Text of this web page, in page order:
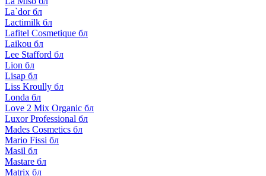
La`dor бл
Lactimilk бл
Lafitel Cosmetique бл
Laikou бл
Lee Stafford бл
Lion бл
Lisap бл
Liss Kroully бл
Londa бл
Love 2 Mix Organic бл
Luxor Professional бл
Mades Cosmetics бл
Mario Fissi бл
Masil бл
Mastare бл
Matrix бл